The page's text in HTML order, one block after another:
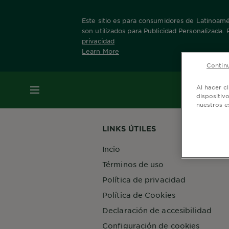
Este sitio es para consumidores de
son utilizados para Publicidad
privacidad
Learn More
MENÚ
Home Nuestras Marcas
LINKS ÚTILES
Incio
Términos de uso
Política de privacidad
Política de Cookies
Declaración de accesibilidad
Configuración de cookies
Al hacer
nuestros